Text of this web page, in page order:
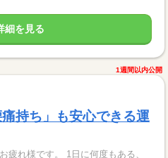
細を見る
1週間以内公開
持ち」も安心できる運